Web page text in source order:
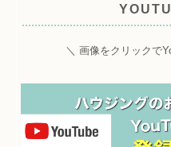
＼ 画像をクリックで